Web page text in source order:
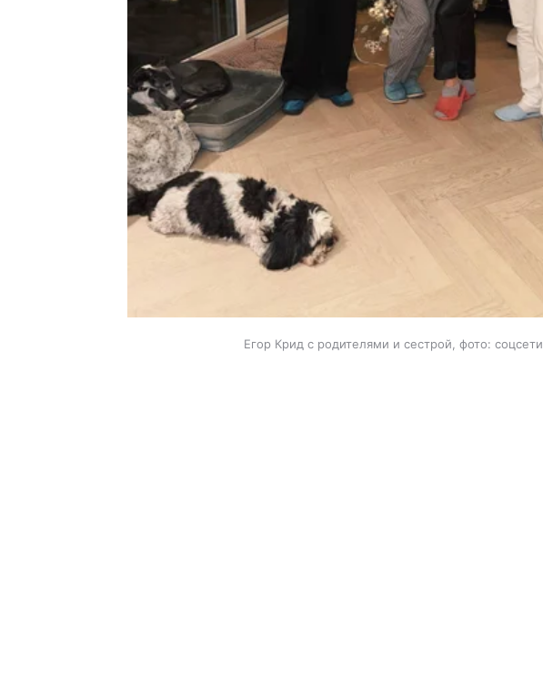
Егор Крид с родителями и сестрой, фото: соцсети